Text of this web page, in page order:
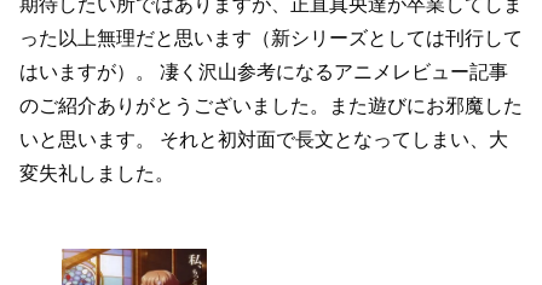
期待したい所ではありますが、正直真央達が卒業してしま
った以上無理だと思います（新シリーズとしては刊行して
はいますが）。
凄く沢山参考になるアニメレビュー記事
のご紹介ありがとうございました。また遊びにお邪魔した
いと思います。
それと初対面で長文となってしまい、大
変失礼しました。